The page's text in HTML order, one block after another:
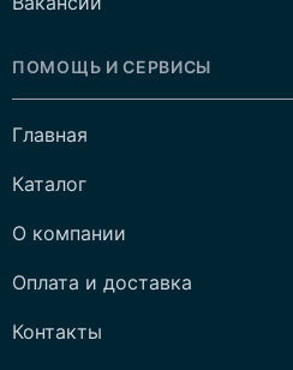
ПОМОЩЬ И СЕРВИСЫ
Главная
Каталог
О компании
Оплата и доставка
Контакты